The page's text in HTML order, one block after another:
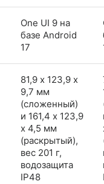
One UI 9 на
базе Android
17
81,9 х 123,9 х
9,7 мм
(сложенный)
и 161,4 x 123,9
x 4,5 мм
(раскрытый),
вес 201 г,
водозащита
IP48